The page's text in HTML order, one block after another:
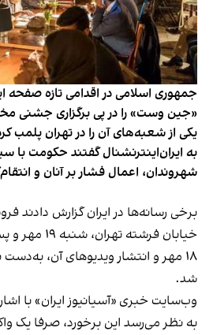
جمهوری اسلامی در اقدامی تازه صفحه
«جین وست» را در پی برگزاری جشنی
یکی از شعبه‌های آن را در تهران پلمب
به ایران‌اینترنشنال گفتند حکومت
شهروندان، اعمال فشار بر آنان و
برخی رسانه‌ها در ایران گزارش دادند
خیابان فرشته
۱۸ مهر و انتشار ویدیوهای آن،
شد.
وب‌سایت خبری «آسیانیوز ایران» با
به نظر می‌رسد این برخورد، صرفا